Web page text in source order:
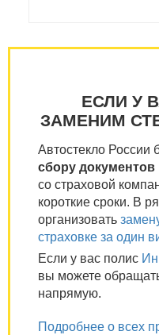
ЕСЛИ У
ЗАМЕНИМ
Автостекло России
сбору
со страховой
короткие сроки. В
организовать
страховке за один
Если у вас полис
вы можете
напрямую.
Подробнее о всех